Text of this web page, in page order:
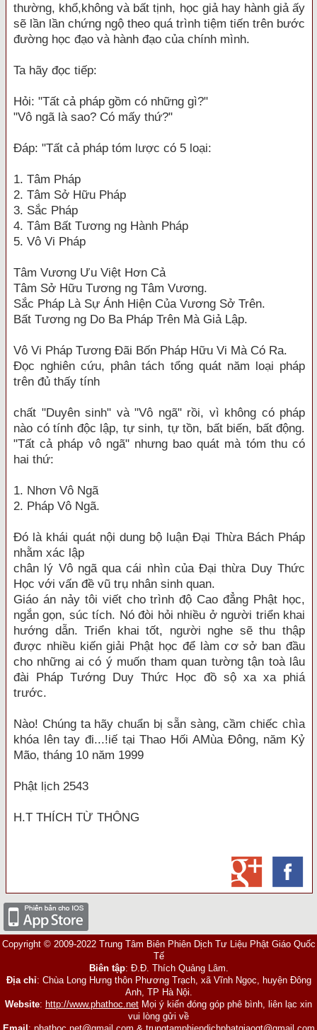
thường, khổ,không và bất tịnh, học giả hay hành giả ấy
sẽ lần lần chứng ngộ theo quá trình tiệm tiến trên bước
đường học đạo và hành đạo của chính mình.
Ta hãy đọc tiếp:
Hỏi: "Tất cả pháp gồm có những gì?"
"Vô ngã là sao? Có mấy thứ?"
Ðáp: "Tất cả pháp tóm lược có 5 loại:
1. Tâm Pháp
2. Tâm Sở Hữu Pháp
3. Sắc Pháp
4. Tâm Bất Tương ng Hành Pháp
5. Vô Vi Pháp
Tâm Vương Ưu Việt Hơn Cả
Tâm Sở Hữu Tương ng Tâm Vương.
Sắc Pháp Là Sự Ánh Hiện Của Vương Sở Trên.
Bất Tương ng Do Ba Pháp Trên Mà Giả Lập.
Vô Vi Pháp Tương Ðãi Bốn Pháp Hữu Vi Mà Có Ra.
Ðọc nghiên cứu, phân tách tổng quát năm loại pháp
trên đủ thấy tính
chất "Duyên sinh" và "Vô ngã" rồi, vì không có pháp
nào có tính độc lập, tự sinh, tự tồn, bất biến, bất động.
"Tất cả pháp vô ngã" nhưng bao quát mà tóm thu có
hai thứ:
1. Nhơn Vô Ngã
2. Pháp Vô Ngã.
Ðó là khái quát nội dung bộ luận Ðại Thừa Bách Pháp
nhằm xác lập
chân lý Vô ngã qua cái nhìn của Ðại thừa Duy Thức
Học với vấn đề vũ trụ nhân sinh quan.
Giáo án nảy tôi viết cho trình độ Cao đẳng Phật học,
ngắn gọn, súc tích. Nó đòi hỏi nhiều ở người triển khai
hướng dẫn. Triển khai tốt, người nghe sẽ thu thập
được nhiều kiến giải Phật học để làm cơ sở ban đầu
cho những ai có ý muốn tham quan tường tận toà lâu
đài Pháp Tướng Duy Thức Học đồ sộ xa xa phiá
trước.
Nào! Chúng ta hãy chuẩn bị sẵn sàng, cầm chiếc chìa
khóa lên tay đi...!iế tại Thao Hối AMùa Ðông, năm Kỷ
Mão, tháng 10 năm 1999
Phật lịch 2543
H.T THÍCH TỪ THÔNG
Copyright © 2009-2022 Trung Tâm Biên Phiên Dịch Tư Liệu Phật Giáo Quốc
Tế
Biên tập: Đ.Đ. Thích Quảng Lâm.
Địa chỉ: Chùa Long Hưng thôn Phương Trạch, xã Vĩnh Ngọc, huyện Đông
Anh, TP Hà Nội.
Website: http://www.phathoc.net Mọi ý kiến đóng góp phê bình, liên lạc xin
vui lòng gửi về